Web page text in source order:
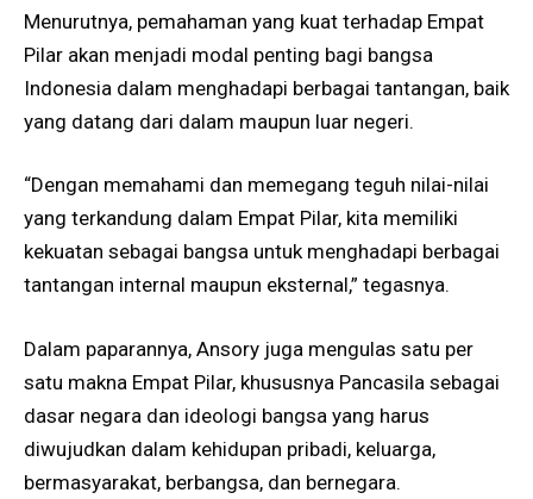
Menurutnya, pemahaman yang kuat terhadap Empat
Pilar akan menjadi modal penting bagi bangsa
Indonesia dalam menghadapi berbagai tantangan, baik
yang datang dari dalam maupun luar negeri.
“Dengan memahami dan memegang teguh nilai-nilai
yang terkandung dalam Empat Pilar, kita memiliki
kekuatan sebagai bangsa untuk menghadapi berbagai
tantangan internal maupun eksternal,” tegasnya.
Dalam paparannya, Ansory juga mengulas satu per
satu makna Empat Pilar, khususnya Pancasila sebagai
dasar negara dan ideologi bangsa yang harus
diwujudkan dalam kehidupan pribadi, keluarga,
bermasyarakat, berbangsa, dan bernegara.